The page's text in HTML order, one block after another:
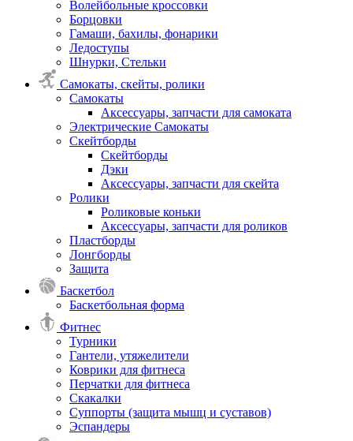
Волейбольные кроссовки
Борцовки
Гамаши, бахилы, фонарики
Ледоступы
Шнурки, Стельки
Самокаты, скейты, ролики
Самокаты
Аксессуары, запчасти для самоката
Электрические Самокаты
Скейтборды
Скейтборды
Дэки
Аксессуары, запчасти для скейта
Ролики
Роликовые коньки
Аксессуары, запчасти для роликов
Пластборды
Лонгборды
Защита
Баскетбол
Баскетбольная форма
Фитнес
Турники
Гантели, утяжелители
Коврики для фитнеса
Перчатки для фитнеса
Скакалки
Суппорты (защита мышц и суставов)
Эспандеры